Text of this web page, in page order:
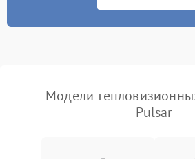
автоматического
1500 ₽
Модели
Pulsar